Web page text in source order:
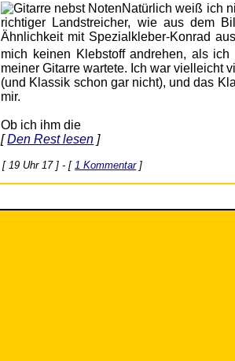
Natürlich weiß ich
richtiger Landstreicher, wie aus dem
Ähnlichkeit mit Spezialkleber-Konrad
mich keinen Klebstoff andrehen, als
meiner Gitarre wartete. Ich war vielleicht
(und Klassik schon gar nicht), und das
mir.
Ob ich ihm die
[Den Rest lesen ]
[ 19 Uhr 17 ] - [ 1 Kommentar]